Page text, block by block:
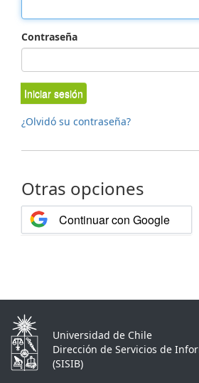
Contraseña
Iniciar sesión
¿Olvidó su contraseña?
Otras opciones
Continuar con Google
Universidad de Chile
Dirección de Servicios de
(SISIB)